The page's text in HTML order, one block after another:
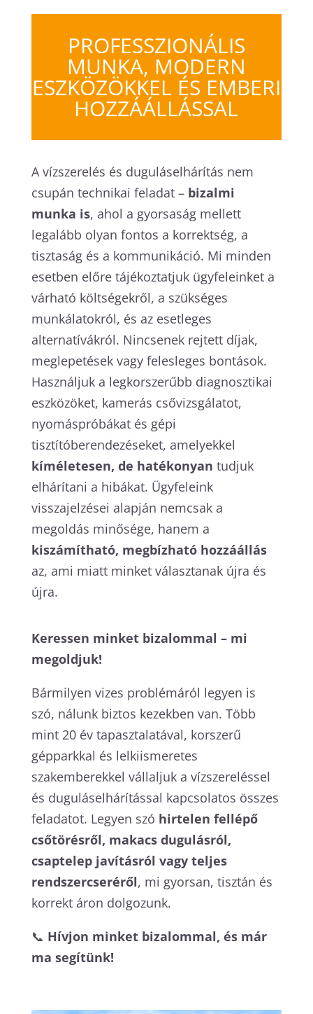
PROFESSZIONÁLIS
MUNKA, MODERN
ESZKÖZÖKKEL ÉS EMBERI
HOZZÁÁLLÁSSAL
A vízszerelés és duguláselhárítás nem
csupán technikai feladat – bizalmi
munka is, ahol a gyorsaság mellett
legalább olyan fontos a korrektség, a
tisztaság és a kommunikáció. Mi minden
esetben előre tájékoztatjuk ügyfeleinket a
várható költségekről, a szükséges
munkálatokról, és az esetleges
alternatívákról. Nincsenek rejtett díjak,
meglepetések vagy felesleges bontások.
Használjuk a legkorszerűbb diagnosztikai
eszközöket, kamerás csővizsgálatot,
nyomáspróbákat és gépi
tisztítóberendezéseket, amelyekkel
kíméletesen, de hatékonyan tudjuk
elhárítani a hibákat. Ügyfeleink
visszajelzései alapján nemcsak a
megoldás minősége, hanem a
kiszámítható, megbízható hozzáállás
az, ami miatt minket választanak újra és
újra.
Keressen minket bizalommal – mi
megoldjuk!
Bármilyen vizes problémáról legyen is
szó, nálunk biztos kezekben van. Több
mint 20 év tapasztalatával, korszerű
gépparkkal és lelkiismeretes
szakemberekkel vállaljuk a vízszereléssel
és duguláselhárítással kapcsolatos összes
feladatot. Legyen szó hirtelen fellépő
csőtörésről, makacs dugulásról,
csaptelep javításról vagy teljes
rendszercseréről, mi gyorsan, tisztán és
korrekt áron dolgozunk.
📞 Hívjon minket bizalommal, és már
ma segítünk!